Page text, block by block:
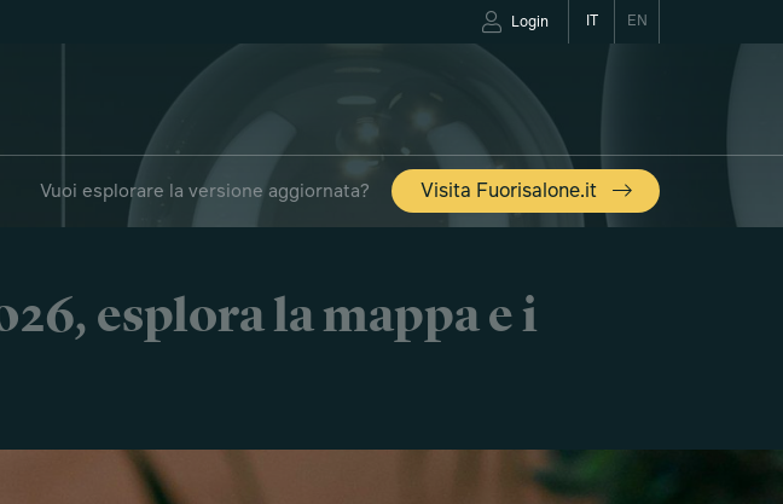
EN
Login
Vuoi esplorare la versione aggiornata? Visita Fuorisalone.it
esplora la mappa e i